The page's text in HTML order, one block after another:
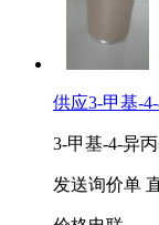
供应3-甲基-
3-甲基-4-异
发送询价单